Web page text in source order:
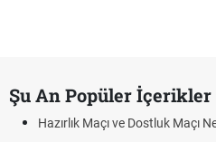
Şu An Popüler İçerikler
Hazırlık Maçı ve Dostluk Maçı